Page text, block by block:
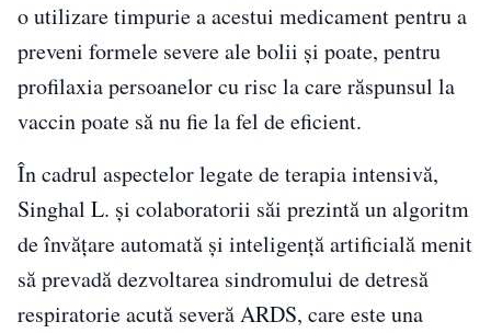
o utilizare timpurie a acestui medicament pentru a
preveni formele severe ale bolii și poate, pentru
profilaxia persoanelor cu risc la care răspunsul la
vaccin poate să nu fie la fel de eficient.
În cadrul aspectelor legate de terapia intensivă,
Singhal L. și colaboratorii săi prezintă un algoritm
de învățare automată și inteligență artificială menit
să prevadă dezvoltarea sindromului de detresă
respiratorie acută severă ARDS, care este una